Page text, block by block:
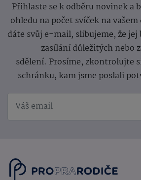
Přihlaste se k odběru novinek a
ohledu na počet svíček na
dáte svůj e-mail, slibujeme, že
zasílání důležitých nebo
sdělení. Prosíme, zkontrolujte
schránku, kam jsme poslali